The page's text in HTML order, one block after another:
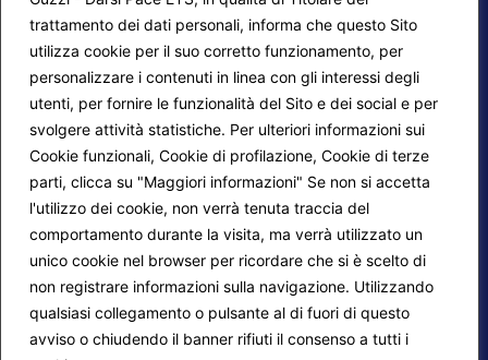
trattamento dei dati personali, informa che questo Sito
utilizza cookie per il suo corretto funzionamento, per
personalizzare i contenuti in linea con gli interessi degli
utenti, per fornire le funzionalità del Sito e dei social e per
svolgere attività statistiche. Per ulteriori informazioni sui
Cookie funzionali, Cookie di profilazione, Cookie di terze
parti, clicca su "Maggiori informazioni" Se non si accetta
l'utilizzo dei cookie, non verrà tenuta traccia del
comportamento durante la visita, ma verrà utilizzato un
unico cookie nel browser per ricordare che si è scelto di
non registrare informazioni sulla navigazione. Utilizzando
qualsiasi collegamento o pulsante al di fuori di questo
avviso o chiudendo il banner rifiuti il consenso a tutti i
F.A.Q.
Mappa del sito
Progetti Darsi Pace
Login redattori
Contatti
Calendario corsi
Privacy Policy
Cookie Policy
Seguici su: